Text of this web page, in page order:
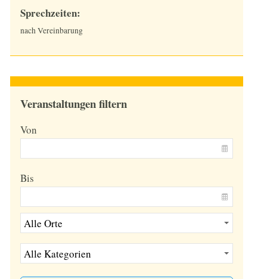
Sprechzeiten:
nach Vereinbarung
Veranstaltungen filtern
Von
Bis